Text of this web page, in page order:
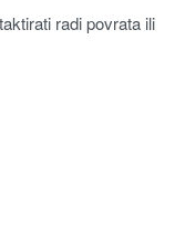
radi povrata ili